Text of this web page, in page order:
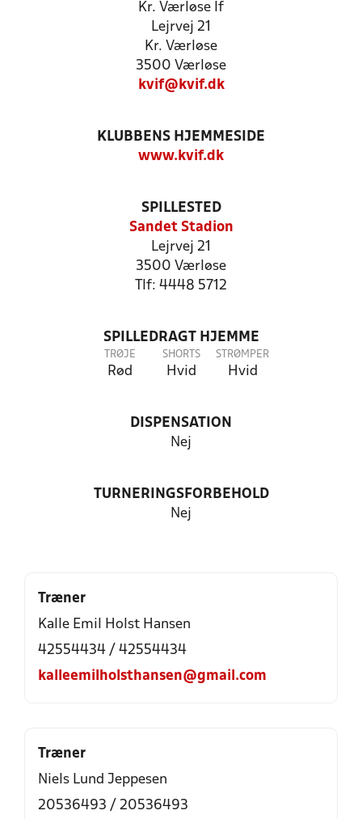
Kr. Værløse If
Lejrvej 21
Kr. Værløse
3500 Værløse
kvif@kvif.dk
KLUBBENS HJEMMESIDE
www.kvif.dk
SPILLESTED
Sandet Stadion
Lejrvej 21
3500 Værløse
Tlf: 4448 5712
SPILLEDRAGT HJEMME
TRØJE
Rød
SHORTS
Hvid
STRØMPER
Hvid
DISPENSATION
Nej
TURNERINGSFORBEHOLD
Nej
Træner
Kalle Emil Holst Hansen
42554434 / 42554434
kalleemilholsthansen@gmail.com
Træner
Niels Lund Jeppesen
20536493 / 20536493